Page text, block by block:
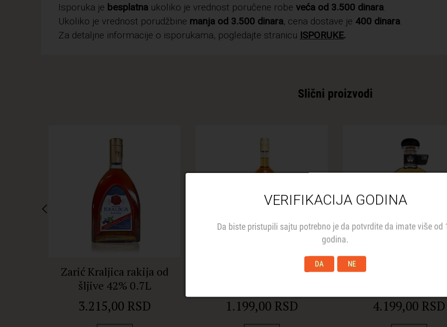
VERIFIKACIJA GODINA
Da biste pristupili sajtu potrebno je da potvrdite da imate više od
godina.
DA NE
Isporuka je besplatna ukoliko je vrednost poručene robe veća od 3.500 dinara.
Ukoliko je vrednost porudžbine manja od 3.500 dinara, cena dostave je 400 dinara.
Za detaljne informacije o isporukama, pogledajte stranicu ISPORUKE.
Slični proizvodi
Zarić Kraljica rakija od
šljive 42% 0.7L
3.215,00 RSD
Imperian rakija od šljive
1.199,00 RSD
Zlatni Tok šljiva
4.199,00 RSD